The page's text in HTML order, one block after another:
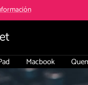
Macbook